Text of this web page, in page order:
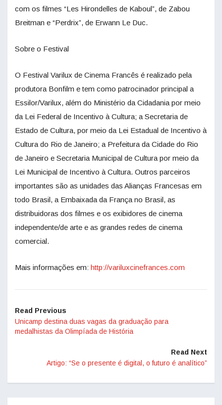
com os filmes “Les Hirondelles de Kaboul”, de Zabou
Breitman e “Perdrix”, de Erwann Le Duc.
Sobre o Festival
O Festival Varilux de Cinema Francês é realizado pela
produtora Bonfilm e tem como patrocinador principal a
Essilor/Varilux, além do Ministério da Cidadania por meio
da Lei Federal de Incentivo à Cultura; a Secretaria de
Estado de Cultura, por meio da Lei Estadual de Incentivo à
Cultura do Rio de Janeiro; a Prefeitura da Cidade do Rio
de Janeiro e Secretaria Municipal de Cultura por meio da
Lei Municipal de Incentivo à Cultura. Outros parceiros
importantes são as unidades das Alianças Francesas em
todo Brasil, a Embaixada da França no Brasil, as
distribuidoras dos filmes e os exibidores de cinema
independente/de arte e as grandes redes de cinema
comercial.
Mais informações em: http://variluxcinefrances.com
Read Previous
Unicamp destina duas vagas da graduação para
medalhistas da Olimpíada de História
Read Next
Artigo: “Se o presente é digital, o futuro é analítico”